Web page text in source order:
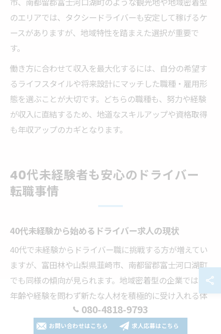
のエリアでは、タクシードライバーも安定して稼げるケ
ースがありますが、地域特性を踏まえた選択が重要で
す。
働き方に合わせて収入を最大化するには、自分の希望す
るライフスタイルや将来設計にマッチした職種・雇用形
態を選ぶことが大切です。どちらの職種も、努力や経験
が収入に直結するため、地道なスキルアップや資格取得
も年収アップのカギとなります。
40代未経験者も安心のドライバー
転職事情
40代未経験から始めるドライバー求人の現状
40代で未経験からドライバー職に挑戦する方が増えてい
ますが、富田林や山梨県韮崎市、南都留郡富士河口湖町
でも同様の傾向が見られます。地域密着型の企業では、
年齢や経験を問わず新たな人材を積極的に受け入れる体
制が整いつつあり、正社員として安定した雇用を得るチ
ャンスが広がっています。
080-4818-9793
お問い合わせはこちら 求人応募はこちら